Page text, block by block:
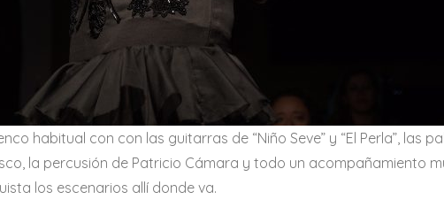
habitual con con las guitarras de “Niño Seve” y “El Perla”, las
la percusión de Patricio Cámara y todo un acompañamiento
los escenarios allí donde va.